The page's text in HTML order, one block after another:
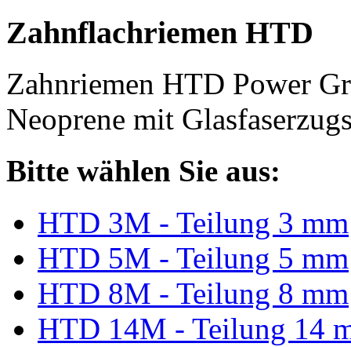
Zahnflachriemen HTD
Zahnriemen HTD Power
Neoprene mit
Bitte wählen Sie aus:
HTD 3M - Teilung 3 mm
HTD 5M - Teilung 5 mm
HTD 8M - Teilung 8 mm
HTD 14M - Teilung 14